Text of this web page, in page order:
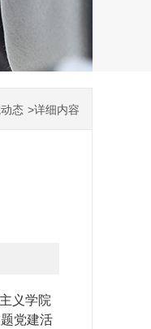
态 >详细内容
义学院
党建活